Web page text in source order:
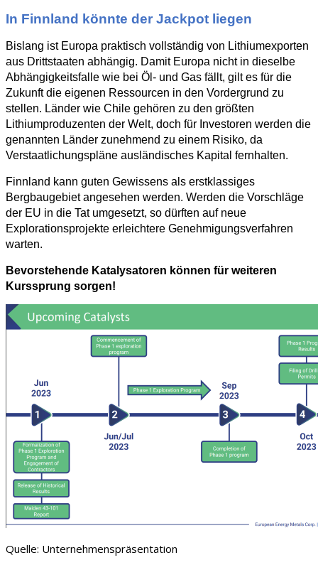
In Finnland könnte der Jackpot liegen
Bislang ist Europa praktisch vollständig von Lithiumexporten
aus Drittstaaten abhängig. Damit Europa nicht in dieselbe
Abhängigkeitsfalle wie bei Öl- und Gas fällt, gilt es für die
Zukunft die eigenen Ressourcen in den Vordergrund zu
stellen. Länder wie Chile gehören zu den größten
Lithiumproduzenten der Welt, doch für Investoren werden die
genannten Länder zunehmend zu einem Risiko, da
Verstaatlichungspläne ausländisches Kapital fernhalten.
Finnland kann guten Gewissens als erstklassiges
Bergbaugebiet angesehen werden. Werden die Vorschläge
der EU in die Tat umgesetzt, so dürften auf neue
Explorationsprojekte erleichtere Genehmigungsverfahren
warten.
Bevorstehende Katalysatoren können für weiteren
Kurssprung sorgen!
Quelle: Unternehmenspräsentation